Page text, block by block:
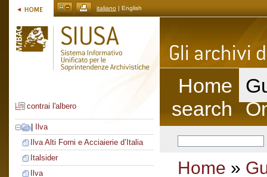
italiano | English
contrai l'albero
Ilva
Ilva Alti Forni e Acciaierie d’Italia
Italsider
Ilva
Home
search
Home »